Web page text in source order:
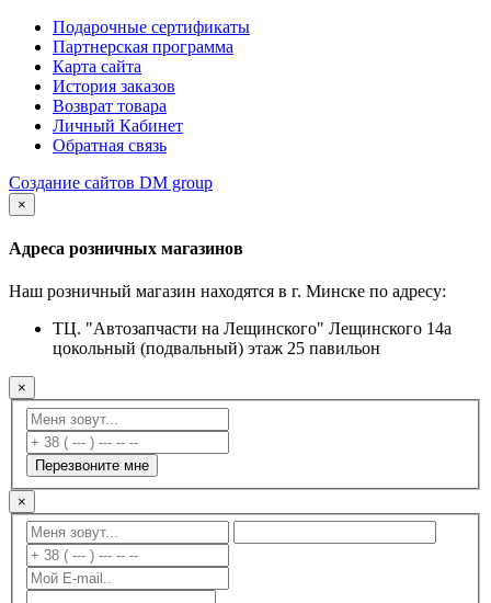
Подарочные сертификаты
Партнерская программа
Карта сайта
История заказов
Возврат товара
Личный Кабинет
Обратная связь
Создание сайтов DM group
×
Адреса розничных магазинов
Наш розничный магазин находятся в г. Минске по адресу:
ТЦ. "Автозапчасти на Лещинского" Лещинского 14а
цокольный (подвальный) этаж 25 павильон
×
Перезвоните мне
×